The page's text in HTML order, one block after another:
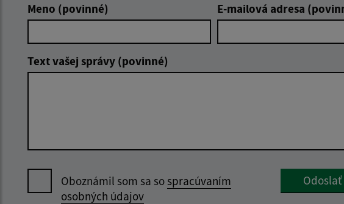
Meno (povinné)
E-mailová adresa
Text vašej správy (povinné)
Oboznámil som sa sospracúvaním
osobných údajov